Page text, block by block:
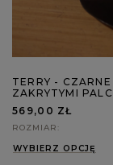
TERRY -
ZAKRYTYMI
569,00 ZŁ
ROZMIAR
WYBIERZ OPCJĘ